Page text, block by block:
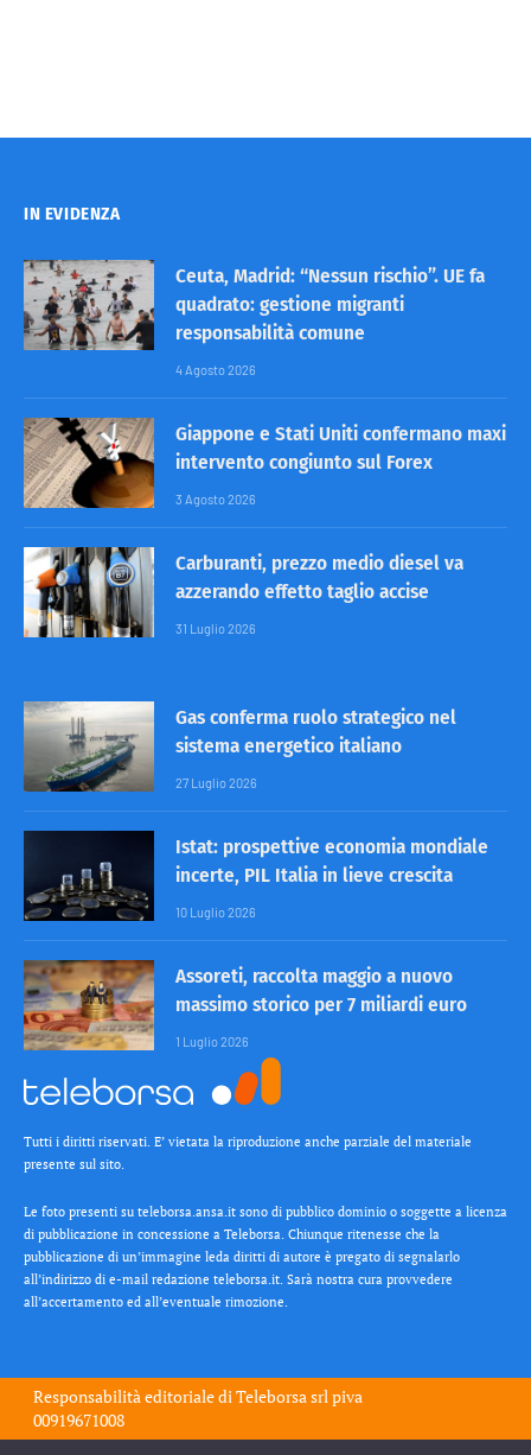
IN EVIDENZA
Ceuta, Madrid: “Nessun rischio”. UE fa
quadrato: gestione migranti
responsabilità comune
4 Agosto 2026
Giappone e Stati Uniti confermano maxi
intervento congiunto sul Forex
3 Agosto 2026
Carburanti, prezzo medio diesel va
azzerando effetto taglio accise
31 Luglio 2026
Gas conferma ruolo strategico nel
sistema energetico italiano
27 Luglio 2026
Istat: prospettive economia mondiale
incerte, PIL Italia in lieve crescita
10 Luglio 2026
Assoreti, raccolta maggio a nuovo
massimo storico per 7 miliardi euro
1 Luglio 2026
Tutti i diritti riservati. E’ vietata la riproduzione anche parziale del materiale
presente sul sito.
Le foto presenti su teleborsa.ansa.it sono di pubblico dominio o soggette a licenza
di pubblicazione in concessione a Teleborsa. Chiunque ritenesse che la
pubblicazione di un’immagine leda diritti di autore è pregato di segnalarlo
all’indirizzo di e-mail redazione teleborsa.it. Sarà nostra cura provvedere
all’accertamento ed all’eventuale rimozione.
Responsabilità editoriale diTeleborsa srl piva
00919671008